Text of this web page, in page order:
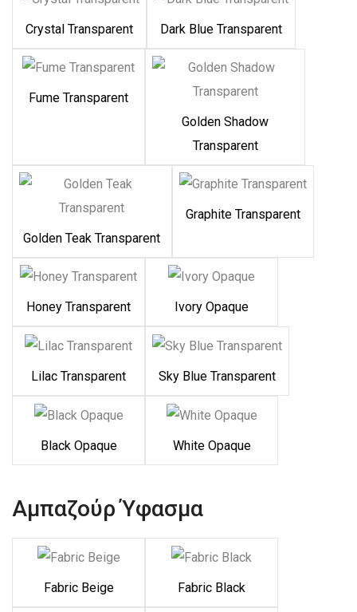
Crystal Transparent Dark Blue Transparent
Fume Transparent
Golden Shadow
Transparent
Golden Teak Transparent
Graphite Transparent
Honey Transparent Ivory Opaque
Lilac Transparent Sky Blue Transparent
Black Opaque White Opaque
Αμπαζούρ Ύφασμα
Fabric Beige Fabric Black